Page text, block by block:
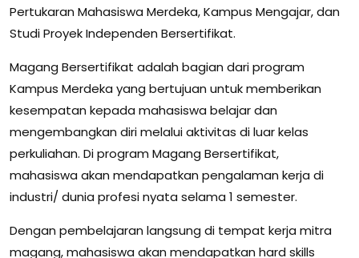
Pertukaran Mahasiswa Merdeka, Kampus Mengajar, dan
Studi Proyek Independen Bersertifikat.
Magang Bersertifikat adalah bagian dari program
Kampus Merdeka yang bertujuan untuk memberikan
kesempatan kepada mahasiswa belajar dan
mengembangkan diri melalui aktivitas di luar kelas
perkuliahan. Di program Magang Bersertifikat,
mahasiswa akan mendapatkan pengalaman kerja di
industri/ dunia profesi nyata selama 1 semester.
Dengan pembelajaran langsung di tempat kerja mitra
magang, mahasiswa akan mendapatkan hard skills